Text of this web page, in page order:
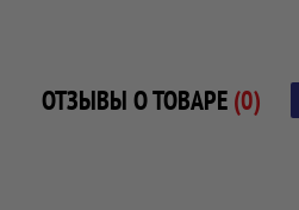
ОТЗЫВЫ О ТОВАРЕ (0)